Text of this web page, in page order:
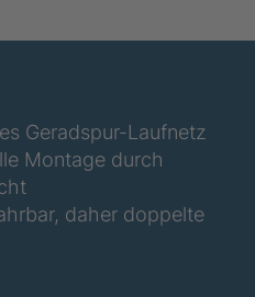
T 62 3 4034889
T 77 5
T 79 5 4034891
Geradspur-Laufnetz
Montage durch
daher doppelte